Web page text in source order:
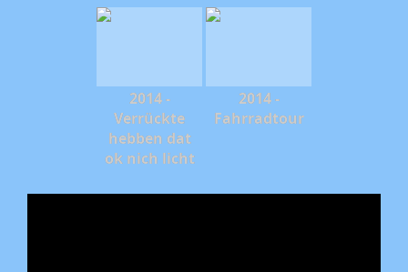
2014 -
Verrückte
hebben dat
ok nich licht
2014 -
Fahrradtour